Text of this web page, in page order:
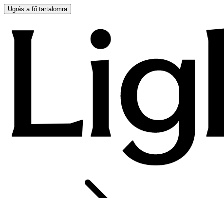
Ugrás a fő tartalomra